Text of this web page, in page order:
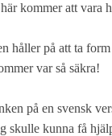
kommer att vara
håller på att ta
var så säkra!
på en svensk
skulle kunna få